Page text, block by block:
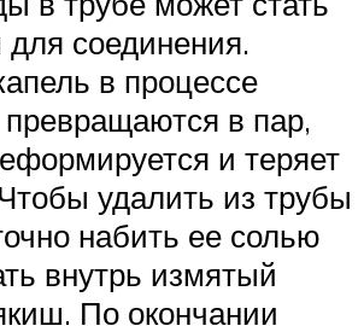
соединения.
в процессе
превращаются в пар,
и теряет
удалить из трубы
набить ее солью
внутрь измятый
По окончании